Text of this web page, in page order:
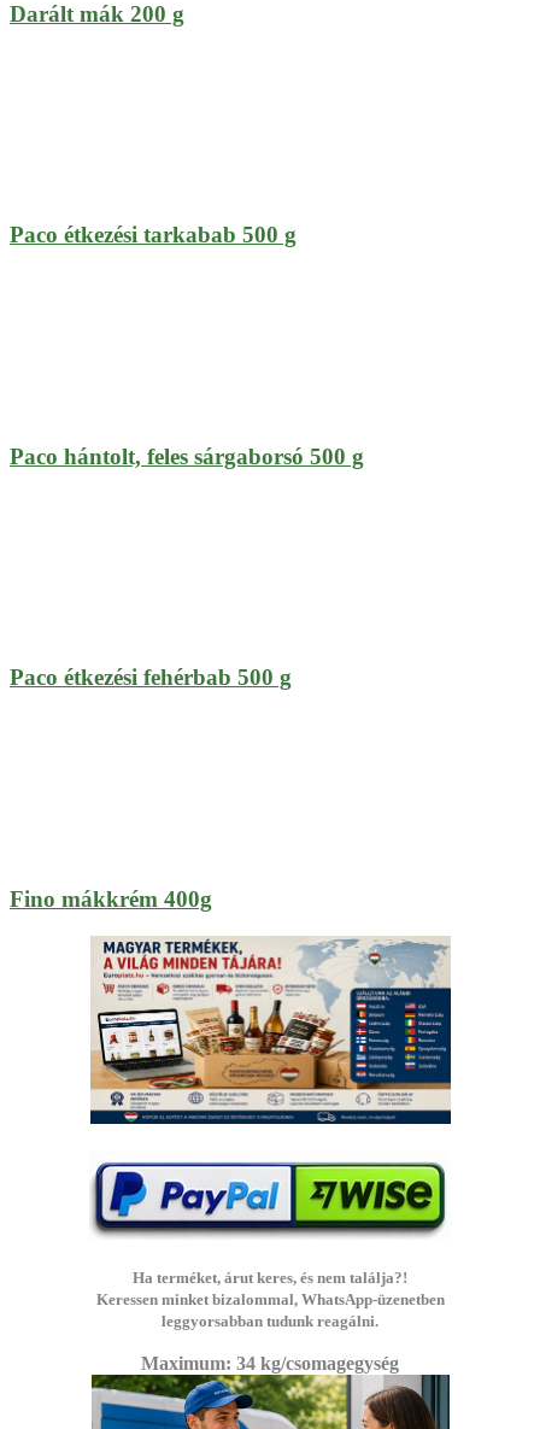
Darált mák 200 g
Paco étkezési tarkabab 500 g
Paco hántolt, feles sárgaborsó 500 g
Paco étkezési fehérbab 500 g
Fino mákkrém 400g
Ha terméket, árut keres, és nem találja?!
Keressen minket bizalommal, WhatsApp-üzenetben
leggyorsabban tudunk reagálni.
Maximum: 34 kg/csomagegység